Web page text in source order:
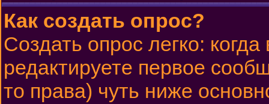
Как создать опрос?
Создать опрос легко:
редактируете первое
то права) чуть ниже